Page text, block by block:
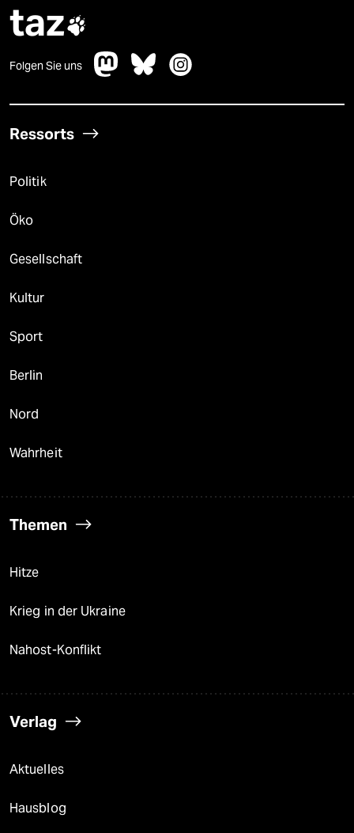
taz
Folgen Sie uns
Ressorts
Politik
Öko
Gesellschaft
Kultur
Sport
Berlin
Nord
Wahrheit
Themen
Hitze
Krieg in der Ukraine
Nahost-Konflikt
Verlag
Aktuelles
Hausblog